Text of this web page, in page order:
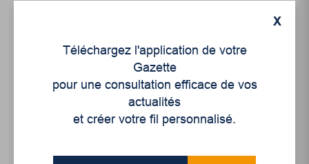
Le sport professionnel féminin : en mouvement,
Le sommeil, nouveau défi de santé publique
X
Téléchargez l'application de votre
Gazette
pour une consultation efficace de vos
actualités
et créer votre fil personnalisé.